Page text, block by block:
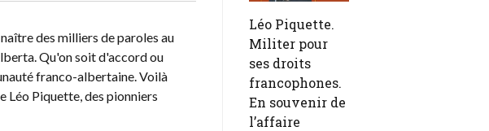
des milliers de paroles au
Qu'on soit d'accord ou
franco-albertaine. Voilà
Léo Piquette, des pionniers
Léo Piquette.
Militer pour
ses droits
francophones.
En souvenir de
l’affaire